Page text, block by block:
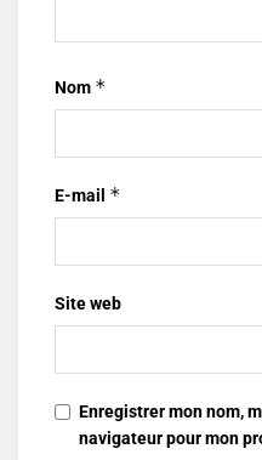
Nom *
E-mail *
Site web
Enregistrer mon nom,
navigateur pour mon